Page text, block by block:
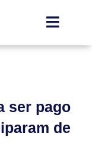
ser pago
de